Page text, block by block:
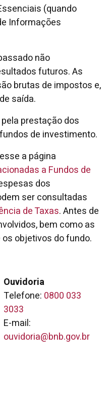
(quando
Informações
não
futuros. As
brutas de impostos e,
saída.
prestação dos
de investimento.
a página
a Fundos de
dos
ser consultadas
de Taxas. Antes de
bem como as
objetivos do fundo.
Ouvidoria
Telefone: 0800 033
3033
E-mail:
ouvidoria@bnb.gov.br